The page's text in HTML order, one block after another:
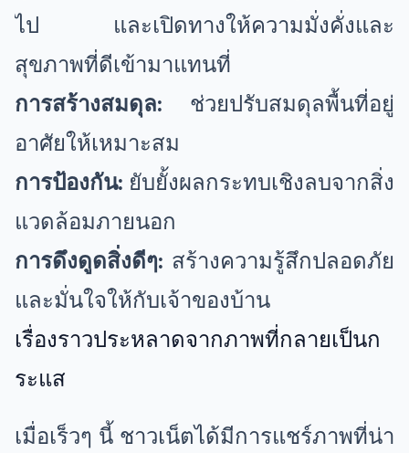
ไป และเปิดทางให้ความมั่งคั่งและ
สุขภาพที่ดีเข้ามาแทนที่
การสร้างสมดุล: ช่วยปรับสมดุลพื้นที่อยู่
อาศัยให้เหมาะสม
การป้องกัน: ยับยั้งผลกระทบเชิงลบจากสิ่ง
แวดล้อมภายนอก
การดึงดูดสิ่งดีๆ: สร้างความรู้สึกปลอดภัย
และมั่นใจให้กับเจ้าของบ้าน
เรื่องราวประหลาดจากภาพที่กลายเป็นก
ระแส
เมื่อเร็วๆ นี้ ชาวเน็ตได้มีการแชร์ภาพที่น่า